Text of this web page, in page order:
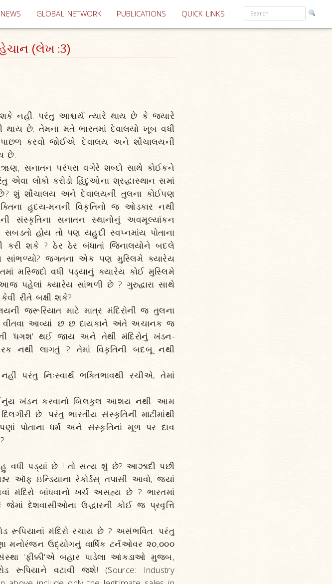
NEWS GLOBAL NETWORK PUBLICATIONS QUICK LINKS
(લેખ :3)
શકે નહીં. પરંતુ આશ્ચર્ય ત્યારે થાય છે કે જ્યારે
થાય છે. તેમના મતે ભારતમાં દેવાલયો ખૂબ વધી
કરવો જોઈએ. દેવાલય અને શૌચાલયની
છે.
સનાતન પરંપરા વગેરે શબ્દો સાથે કોઈકને
લોકો કરોડો હિંદુઓના શ્રદ્ધાસ્થાન સમાં
શું શૌચાલય અને દેવાલયની તુલના કોઈપણ
હૃદય-મનની વિકૃતિનો જ ઓડકાર નથી
સંસ્કૃતિના સનાતન સ્થાનોનું અવમૂલ્યાંકન
હોય તો પણ યહુદી સ્વપ્નમાંય પોતાના
કરી શકે ? ઠેર ઠેર બંધાતાં જિનાલયોને બદલે
સાંભળ્યો? જગતના એક પણ મુસ્લિમે ક્યારેય
મસ્જિદો વધી પડ્યાનું ક્યારેય કોઈ મુસ્લિમે
પહેલાં ક્યારેય સાંભળી છે ? ગુરુદ્વારા સાથે
રીતે બક્ષી શકે?
જરૂરિયાત માટે માત્ર મંદિરોની જ તુલના
આવ્યાં. છ છ દાયકાને અંતે અચાનક જ
'ધગશ' થઈ જાય અને તેથી મંદિરોનું ખંડન-
નથી લાગતું ? તેમાં વિકૃતિની બદબૂ નથી
પરંતુ નિઃસ્વાર્થ ભક્તિભાવથી રચીએ, તેમાં
ખંડન કરવાનો બિલકુલ આશય નથી. આમ
છે. પરંતુ ભારતીય સંસ્કૃતિની માટીમાંથી
પોતાના ધર્મ અને સંસ્કૃતિનાં મૂળ પર દાવ
વધી પડ્યાં છે ! તો સત્ય શું છે? આઝાદી પછી
આૅફ ઇન્ડિયાના રેકોર્ડસ્‌ તપાસી આવો, જ્યાં
મંદિરો બાંધવાનો ખર્ચ અસહ્ય છે ? ભારતમાં
દેશવાસીઓના ઉદ્ધારની કોઈ જ પ્રવૃત્તિ
રૂપિયાનાં મંદિરો રચાય છે ? અસંભવિત. પરંતુ
મનોરંજન ઉદ્યોગનું વાર્ષિક ટર્નઓવર ૨૦,૦૦૦
'ફીક્કી'એ બહાર પાડેલા આંકડાઓ મુજબ,
વટાવી જશે! (Source: Industry